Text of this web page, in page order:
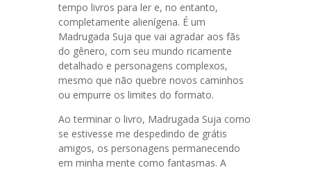
tempo livros para ler e, no entanto,
completamente alienígena. É um
Madrugada Suja que vai agradar aos fãs
do gênero, com seu mundo ricamente
detalhado e personagens complexos,
mesmo que não quebre novos caminhos
ou empurre os limites do formato.
Ao terminar o livro, Madrugada Suja como
se estivesse me despedindo de grátis
amigos, os personagens permanecendo
em minha mente como fantasmas. A